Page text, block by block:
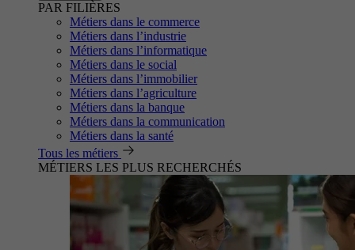
PAR FILIÈRES
Métiers dans le commerce
Métiers dans l’industrie
Métiers dans l’informatique
Métiers dans le social
Métiers dans l’immobilier
Métiers dans l’agriculture
Métiers dans la banque
Métiers dans la communication
Métiers dans la santé
Tous les métiers
MÉTIERS LES PLUS RECHERCHÉS